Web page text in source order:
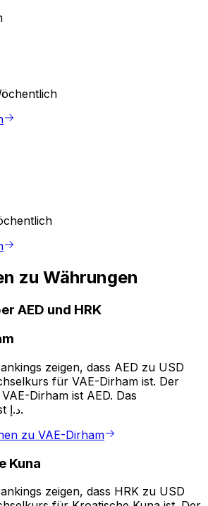
zu Währungen
AED und HRK
zeigen, dass AED zu USD
für VAE-Dirham ist. Der
Dirham ist AED. Das
Währungssymbol ist د.إ.
zu VAE-Dirham
Kuna
zeigen, dass HRK zu USD